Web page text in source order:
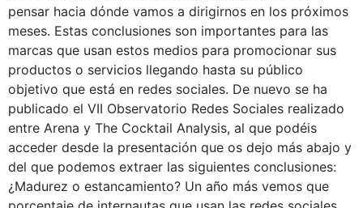
pensar hacia dónde vamos a dirigirnos en los próximos
meses. Estas conclusiones son importantes para las
marcas que usan estos medios para promocionar sus
productos o servicios llegando hasta su público
objetivo que está en redes sociales. De nuevo se ha
publicado el VII Observatorio Redes Sociales realizado
entre Arena y The Cocktail Analysis, al que podéis
acceder desde la presentación que os dejo más abajo y
del que podemos extraer las siguientes conclusiones:
¿Madurez o estancamiento? Un año más vemos que